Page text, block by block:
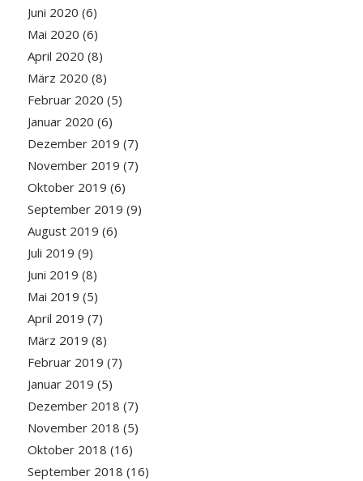
Juni 2020 (6)
Mai 2020 (6)
April 2020 (8)
März 2020 (8)
Februar 2020 (5)
Januar 2020 (6)
Dezember 2019 (7)
November 2019 (7)
Oktober 2019 (6)
September 2019 (9)
August 2019 (6)
Juli 2019 (9)
Juni 2019 (8)
Mai 2019 (5)
April 2019 (7)
März 2019 (8)
Februar 2019 (7)
Januar 2019 (5)
Dezember 2018 (7)
November 2018 (5)
Oktober 2018 (16)
September 2018 (16)